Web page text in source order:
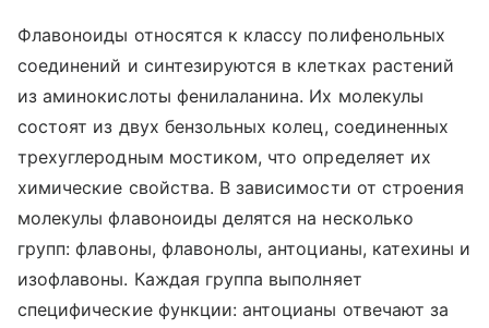
Флавоноиды относятся к классу полифенольных
соединений и синтезируются в клетках растений
из аминокислоты фенилаланина. Их молекулы
состоят из двух бензольных колец, соединенных
трехуглеродным мостиком, что определяет их
химические свойства. В зависимости от строения
молекулы флавоноиды делятся на несколько
групп: флавоны, флавонолы, антоцианы, катехины и
изофлавоны. Каждая группа выполняет
специфические функции: антоцианы отвечают за